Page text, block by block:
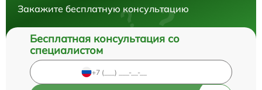
Закажите бесплатную консультацию
Бесплатная консультация со
специалистом